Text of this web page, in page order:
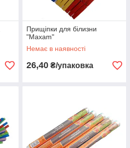
Прищіпки для білизни
"Maxam"
Немає в наявності
26,40 ₴/упаковка